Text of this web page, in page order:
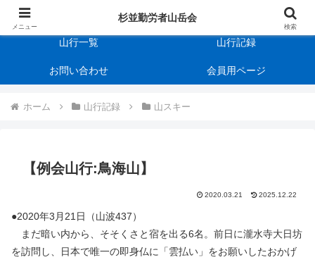
山行一覧 山行記録
お問い合わせ 会員用ページ
ホーム 山行記録 山スキー
【例会山行:鳥海山】
2020.03.21 2025.12.22
●2020年3月21日（山波437）
まだ暗い内から、そそくさと宿を出る6名。前日に瀧水寺大日坊
を訪問し、日本で唯一の即身仏に「雲払い」をお願いしたおかげ
メニュー
杉並勤労者山岳会
検索